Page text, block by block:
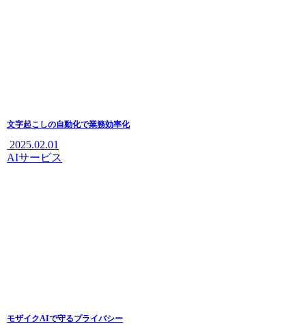
文字起こしの自動化で業務効率化
2025.02.01
AIサービス
モザイクAIで守るプライバシー